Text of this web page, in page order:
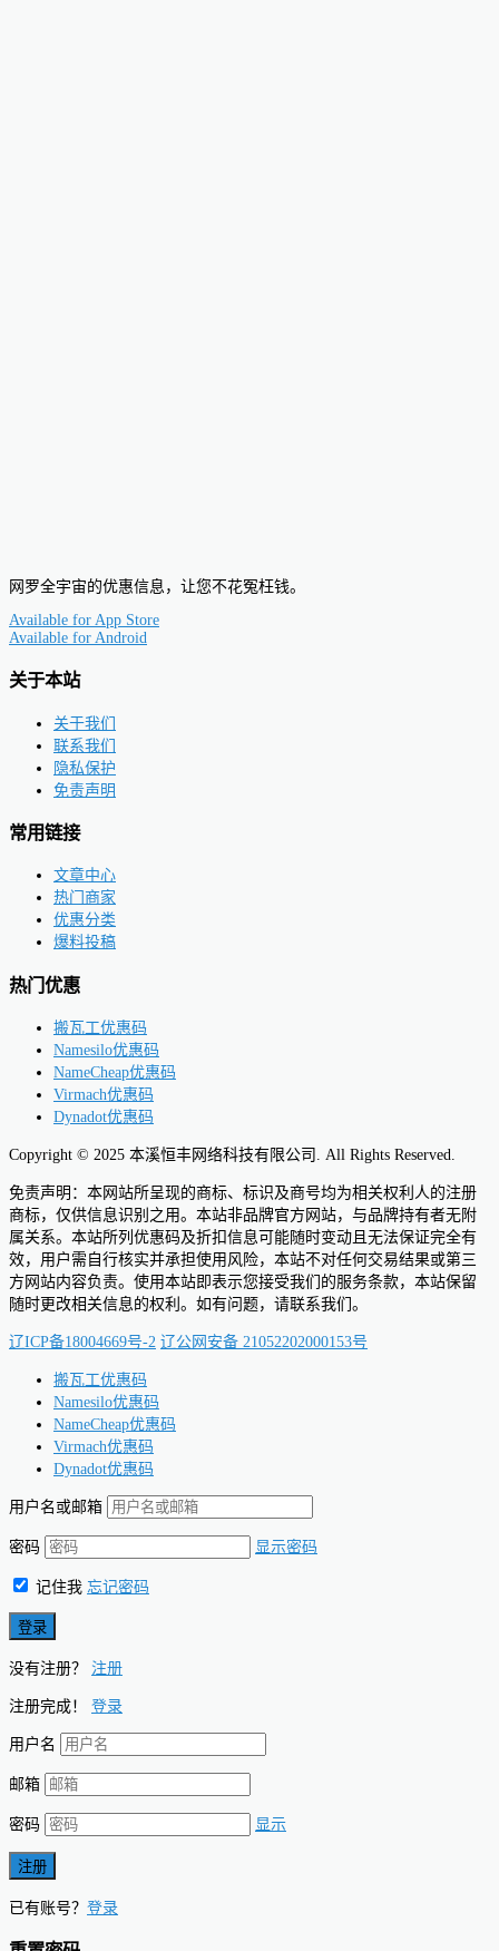
网罗全宇宙的优惠信息，让您不花冤枉钱。
Available for App Store
Available for Android
关于本站
关于我们
联系我们
隐私保护
免责声明
常用链接
文章中心
热门商家
优惠分类
爆料投稿
热门优惠
搬瓦工优惠码
Namesilo优惠码
NameCheap优惠码
Virmach优惠码
Dynadot优惠码
Copyright © 2025 本溪恒丰网络科技有限公司. All Rights Reserved.
免责声明：本网站所呈现的商标、标识及商号均为相关权利人的注册
商标，仅供信息识别之用。本站非品牌官方网站，与品牌持有者无附
属关系。本站所列优惠码及折扣信息可能随时变动且无法保证完全有
效，用户需自行核实并承担使用风险，本站不对任何交易结果或第三
方网站内容负责。使用本站即表示您接受我们的服务条款，本站保留
随时更改相关信息的权利。如有问题，请联系我们。
辽ICP备18004669号-2 辽公网安备 21052202000153号
搬瓦工优惠码
Namesilo优惠码
NameCheap优惠码
Virmach优惠码
Dynadot优惠码
用户名或邮箱
密码 显示密码
记住我 忘记密码
没有注册？ 注册
注册完成！ 登录
用户名
邮箱
密码 显示
已有账号？ 登录